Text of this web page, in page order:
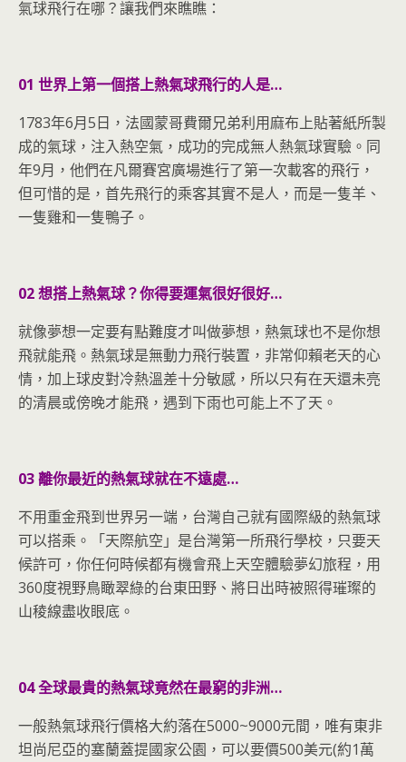
氣球飛行在哪？讓我們來瞧瞧：
01 世界上第一個搭上熱氣球飛行的人是…
1783年6月5日，法國蒙哥費爾兄弟利用麻布上貼著紙所製
成的氣球，注入熱空氣，成功的完成無人熱氣球實驗。同
年9月，他們在凡爾賽宮廣場進行了第一次載客的飛行，
但可惜的是，首先飛行的乘客其實不是人，而是一隻羊、
一隻雞和一隻鴨子。
02 想搭上熱氣球？你得要運氣很好很好…
就像夢想一定要有點難度才叫做夢想，熱氣球也不是你想
飛就能飛。熱氣球是無動力飛行裝置，非常仰賴老天的心
情，加上球皮對冷熱溫差十分敏感，所以只有在天還未亮
的清晨或傍晚才能飛，遇到下雨也可能上不了天。
03 離你最近的熱氣球就在不遠處…
不用重金飛到世界另一端，台灣自己就有國際級的熱氣球
可以搭乘。「天際航空」是台灣第一所飛行學校，只要天
候許可，你任何時候都有機會飛上天空體驗夢幻旅程，用
360度視野鳥瞰翠綠的台東田野、將日出時被照得璀璨的
山稜線盡收眼底。
04 全球最貴的熱氣球竟然在最窮的非洲…
一般熱氣球飛行價格大約落在5000~9000元間，唯有東非
坦尚尼亞的塞蘭蓋提國家公園，可以要價500美元(約1萬